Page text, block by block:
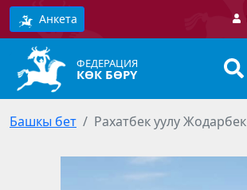
Анкета
ФЕДЕРАЦИЯ
КӨК БӨРҮ
Башкы бет Рахатбек уулу Жодарбек